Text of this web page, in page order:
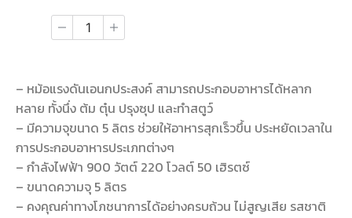
– หม้อแรงดันเอนกประสงค์ สามารถประกอบอาหารได้หลาก
หลาย ทั้งนึ่ง ต้ม ตุ๋น ปรุงซุป และทำสตูว์
– มีความจุขนาด 5 ลิตร ช่วยให้อาหารสุกเร็วขึ้น ประหยัดเวลาใน
การประกอบอาหารประเภทต่างๆ
– กำลังไฟฟ้า 900 วัตต์ 220 โวลต์ 50 เฮิรตซ์
– ขนาดความจุ 5 ลิตร
– คงคุณค่าทางโภชนาการได้อย่างครบถ้วน ไม่สูญเสีย รสชาติ